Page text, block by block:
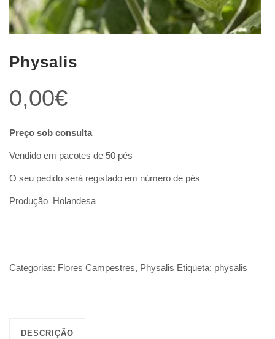
Physalis
0,00€
Preço sob consulta
Vendido em pacotes de 50 pés
O seu pedido será registado em número de pés
Produção Holandesa
Categorias: Flores Campestres, Physalis Etiqueta: physalis
DESCRIÇÃO